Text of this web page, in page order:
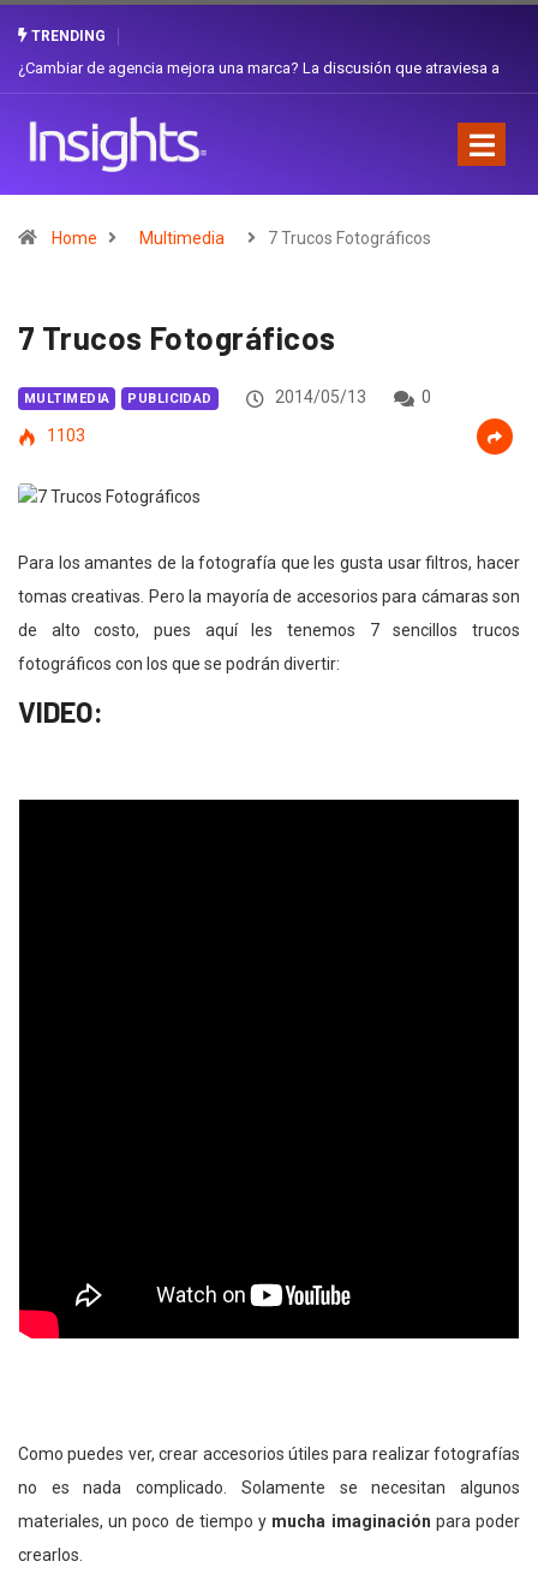
TRENDING
Gabriela Herrera y el arte de cambiarse el sombrero en Corporación
Home Multimedia 7 Trucos Fotográficos
7 Trucos Fotográficos
MULTIMEDIA PUBLICIDAD 2014/05/13
0
1103
Para los amantes de la fotografía que les gusta usar filtros, hacer
tomas creativas. Pero la mayoría de accesorios para cámaras son
de alto costo, pues aquí les tenemos 7 sencillos trucos
fotográficos con los que se podrán divertir:
VIDEO:
Como puedes ver, crear accesorios útiles para realizar fotografías
no es nada complicado. Solamente se necesitan algunos
materiales, un poco de tiempo y mucha imaginación para poder
crearlos.